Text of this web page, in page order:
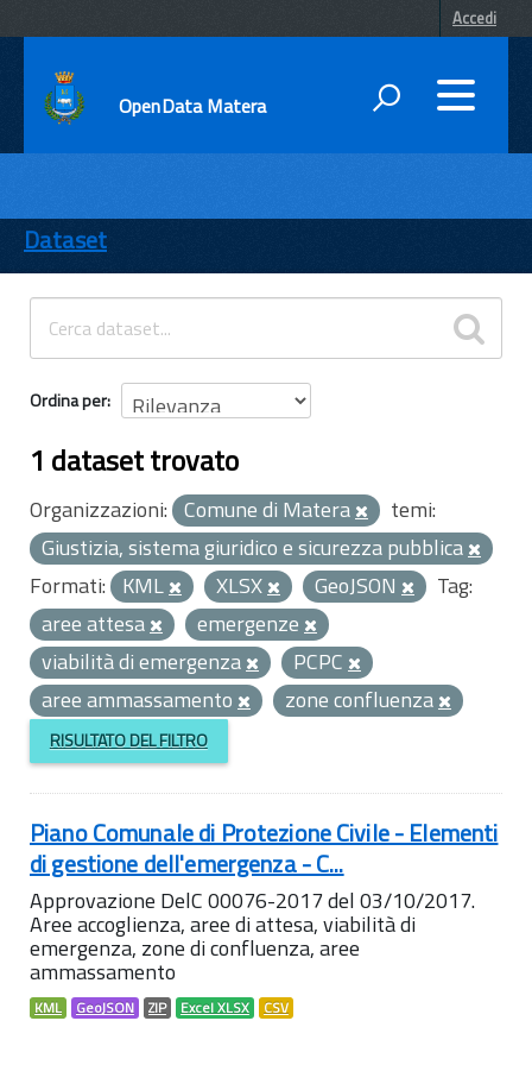
Accedi
OpenData Matera
ENTI
TEMI
INFORMAZIONI
Dataset
Ordina per
1 dataset trovato
Organizzazioni: Comune di Matera
temi:
Giustizia, sistema giuridico e sicurezza pubblica
Formati: KML XLSX GeoJSON
Tag:
aree attesa
emergenze
viabilità di emergenza
PCPC
aree ammassamento
zone confluenza
RISULTATO DEL FILTRO
Piano Comunale di Protezione Civile - Elementi
di gestione dell'emergenza - C...
Approvazione DelC 00076-2017 del 03/10/2017.
Aree accoglienza, aree di attesa, viabilità di
emergenza, zone di confluenza, aree
ammassamento
KML GeoJSON ZIP Excel XLSX CSV